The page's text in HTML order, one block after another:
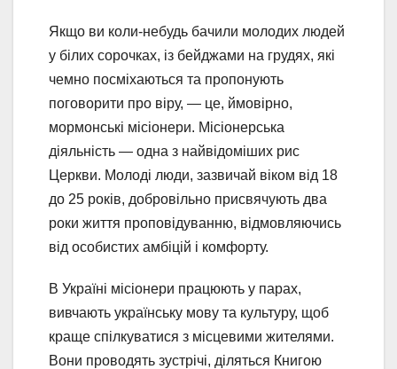
Якщо ви коли-небудь бачили молодих людей
у білих сорочках, із бейджами на грудях, які
чемно посміхаються та пропонують
поговорити про віру, — це, ймовірно,
мормонські місіонери. Місіонерська
діяльність — одна з найвідоміших рис
Церкви. Молоді люди, зазвичай віком від 18
до 25 років, добровільно присвячують два
роки життя проповідуванню, відмовляючись
від особистих амбіцій і комфорту.
В Україні місіонери працюють у парах,
вивчають українську мову та культуру, щоб
краще спілкуватися з місцевими жителями.
Вони проводять зустрічі, діляться Книгою